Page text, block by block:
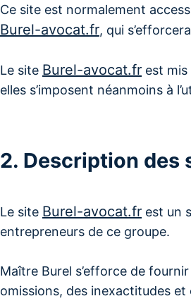
Ce site est normalement
Burel-avocat.fr, qui
Le site Burel-avocat.fr est
elles s’imposent néanmoins à
2. Description des
Le site Burel-avocat.fr est un
entrepreneurs de ce groupe.
Maître Burel s’efforce de
omissions, des inexactitudes